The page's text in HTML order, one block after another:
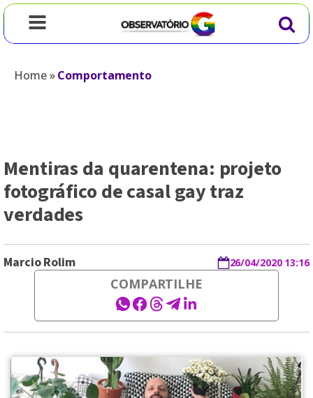
Home»Comportamento
Mentiras da quarentena: projeto
fotográfico de casal gay traz
verdades
Marcio Rolim 26/04/2020 13:16
COMPARTILHE